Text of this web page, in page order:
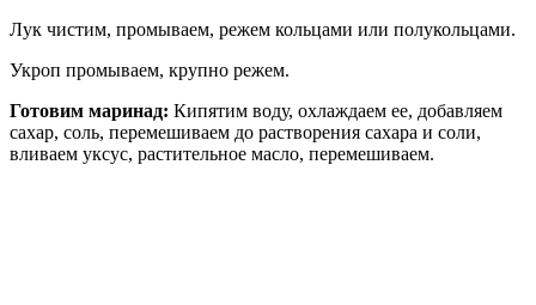
Лук чистим, промываем, режем кольцами или полукольцами.
Укроп промываем, крупно режем.
Готовим маринад: Кипятим воду, охлаждаем ее, добавляем
сахар, соль, перемешиваем до растворения сахара и соли,
вливаем уксус, растительное масло, перемешиваем.